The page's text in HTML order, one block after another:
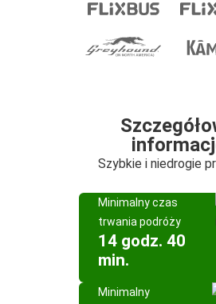
Szybkie i niedrogie
Minimalny czas
trwania podróży
14 godz. 40
min.
Minimalny